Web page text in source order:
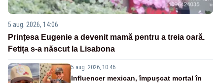
5 aug. 2026, 14:06
Prințesa Eugenie a devenit mamă pentru a treia oară.
Fetița s-a născut la Lisabona
5 aug. 2026, 10:46
Influencer mexican, împușcat mortal în